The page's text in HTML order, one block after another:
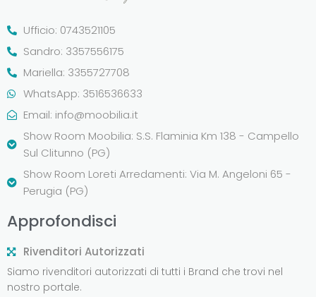
Ufficio: 0743521105
Sandro: 3357556175
Mariella: 3355727708
WhatsApp: 3516536633
Email: info@moobilia.it
Show Room Moobilia: S.S. Flaminia Km 138 - Campello
Sul Clitunno (PG)
Show Room Loreti Arredamenti: Via M. Angeloni 65 -
Perugia (PG)
Approfondisci
Rivenditori Autorizzati
Siamo rivenditori autorizzati di tutti i Brand che trovi nel
nostro portale.